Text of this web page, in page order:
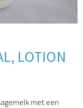
LOTION
met een